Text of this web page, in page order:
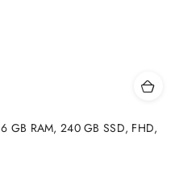
GB RAM, 240 GB SSD, FHD,